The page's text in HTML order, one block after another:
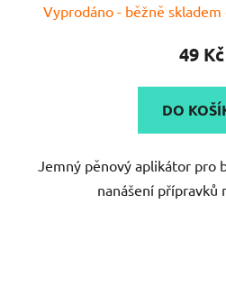
5,0
z
Vyprodáno - běžně
49 Kč
DO
Jemný pěnový aplikátor pro
nanášení přípravků